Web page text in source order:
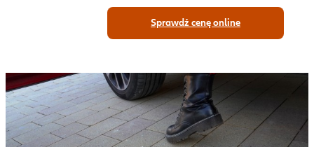
Sprawdź cenę online